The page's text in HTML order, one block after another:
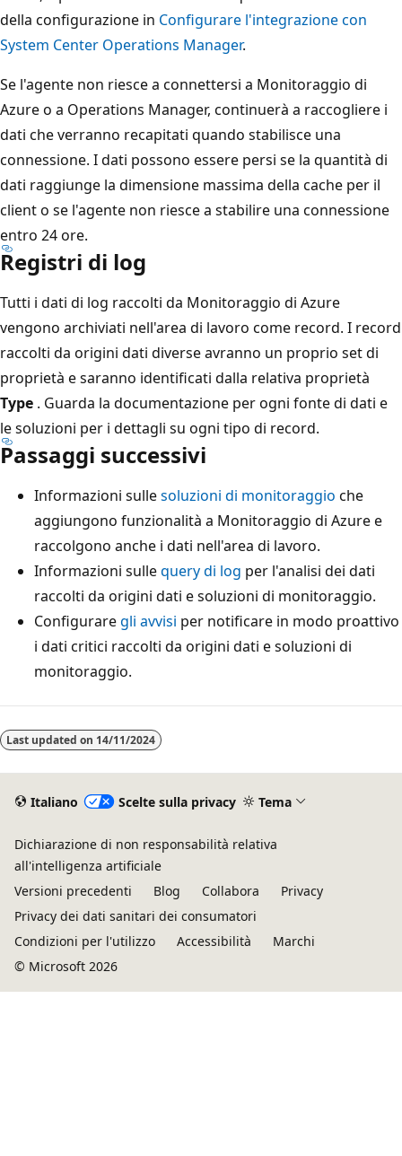
della configurazione in Configurare l'integrazione con
System Center Operations Manager.
Se l'agente non riesce a connettersi a Monitoraggio di
Azure o a Operations Manager, continuerà a raccogliere i
dati che verranno recapitati quando stabilisce una
connessione. I dati possono essere persi se la quantità di
dati raggiunge la dimensione massima della cache per il
client o se l'agente non riesce a stabilire una connessione
entro 24 ore.
Registri di log
Tutti i dati di log raccolti da Monitoraggio di Azure
vengono archiviati nell'area di lavoro come record. I record
raccolti da origini dati diverse avranno un proprio set di
proprietà e saranno identificati dalla relativa proprietà
Type . Guarda la documentazione per ogni fonte di dati e
le soluzioni per i dettagli su ogni tipo di record.
Passaggi successivi
Informazioni sullesoluzioni di monitoraggio che
aggiungono funzionalità a Monitoraggio di Azure e
raccolgono anche i dati nell'area di lavoro.
Informazioni sullequery di log per l'analisi dei dati
raccolti da origini dati e soluzioni di monitoraggio.
Configuraregli avvisi per notificare in modo proattivo
i dati critici raccolti da origini dati e soluzioni di
monitoraggio.
Last updated on 14/11/2024
Italiano Scelte sulla privacy Tema
Dichiarazione di non responsabilità relativa
all'intelligenza artificiale
Versioni precedenti
Blog Collabora
Privacy
Privacy dei dati sanitari dei consumatori
Condizioni per l'utilizzo
Accessibilità
Marchi
© Microsoft 2026